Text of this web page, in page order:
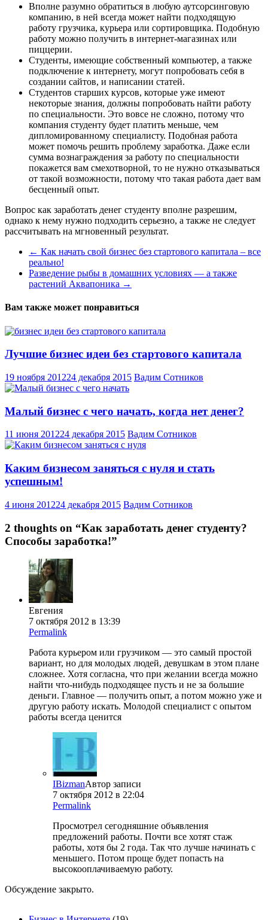
Вполне разумно обратиться в любую аутсорсинговую
компанию, в ней всегда может найти подходящую
работу грузчика, курьера или сортировщика. Подобную
работу можно получить в интернет-магазинах или
пиццерии.
Студенты, имеющие собственный компьютер, а также
подключение к интернету, могут попробовать себя в
создании сайтов, и написании статей.
Студентов старших курсов, которые уже имеют
некоторые знания, должны попробовать найти работу
по специальности. Это вовсе не сложно, потому что
компания студенту будет платить меньше, чем
дипломированному специалисту. Подобная работа
может помочь решить проблему заработка. Даже если
сумма вознаграждения за работу по специальности
покажется вам смехотворной, то не нужно отказываться
от такой возможности, потому что такая работа дает вам
бесценный опыт.
Вопрос как заработать денег студенту вполне разрешим,
однако к нему нужно подходить серьезно, а также не следует
рассчитывать на мгновенный результат.
← Как начать свой бизнес без стартового капитала – все
реально!
Разведение рыбы в домашних условиях — а также
растений Аквапоника →
Вам также может понравиться
Лучшие бизнес идеи без стартового капитала
19 ноября 201224 декабря 2015 Вадим Сотников
Малый бизнес с чего начать, когда нет денег?
11 июня 201224 декабря 2015 Вадим Сотников
Каким бизнесом заняться с нуля и стать
успешным!
4 июня 201224 декабря 2015 Вадим Сотников
2 thoughts on “Как заработать денег студенту?
Способы заработка!”
Евгения
7 октября 2012 в 13:39
Permalink
Работа курьером или грузчиком — это самый простой
вариант, но для молодых людей, девушкам в этом плане
сложнее. Хотя согласна, что при желании всегда можно
найти что-нибудь подходящее пусть и не за большие
деньги. Главное — получить опыт, а потом можно уже и
другую работу искать. Молодой специалист с опытом
работы всегда ценится
IBizmanАвтор записи
7 октября 2012 в 22:04
Permalink
Просмотрел сегодняшние объявления
предложений работы. Почти все хотят стаж
работы, хотя бы 2 года. Так что лучше начинать с
меньшего. Потом проще будет попасть на
высокооплачиваемую работу.
Обсуждение закрыто.